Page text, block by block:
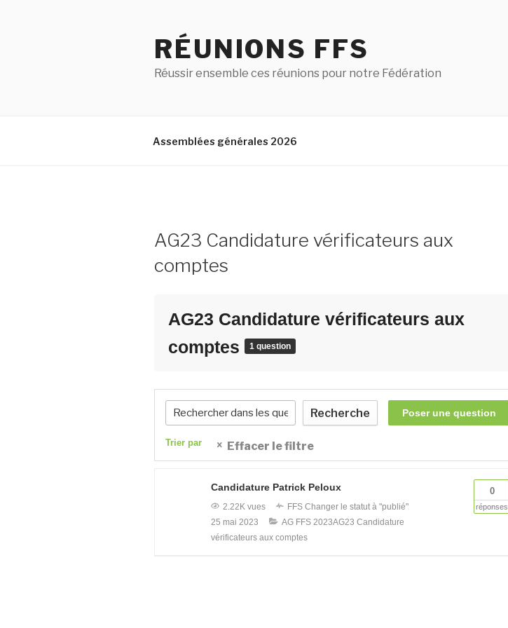
RÉUNIONS FFS
Réussir ensemble ces réunions pour notre Fédération
Assemblées générales 2026
AG23 Candidature vérificateurs aux
comptes
AG23 Candidature vérificateurs aux
comptes
1 question
Poser une question
Recherche
Trier par Effacer le filtre
0
réponses
Candidature Patrick Peloux
2.22K vues FFS Changer le statut à "publié"
25 mai 2023
AG FFS 2023AG23 Candidature
vérificateurs aux comptes